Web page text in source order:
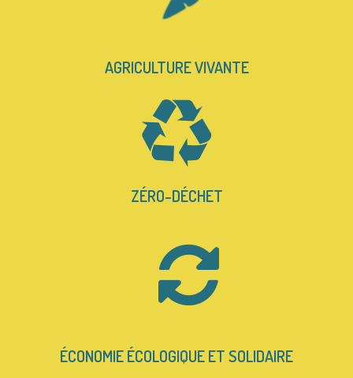
AGRICULTURE VIVANTE
ZÉRO-DÉCHET
ÉCONOMIE ÉCOLOGIQUE ET SOLIDAIRE